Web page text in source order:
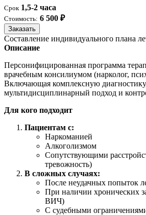
Срок 1,5-2 часа
Стоимость: 6 500 ₽
Заказать
Составление индивидуального плана
Описание
Персонифицированная программа
врачебным консилиумом (нарколог,
Включающая комплексную
мультидисциплинарный подход и
Для кого подходит
Пациентам с:
Наркоманией
Алкоголизмом
Сопутствующими
тревожность)
В сложных случаях:
После неудачных попыток
При наличии хронических
ВИЧ)
С судебными